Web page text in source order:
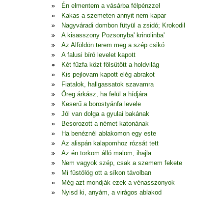
Én elmentem a vásárba félpénzzel
Kakas a szemeten annyit nem kapar
Nagyváradi dombon fütyül a zsidó; Krokodil
A kisasszony Pozsonyba' krinolinba'
Az Alföldön terem meg a szép csikó
A falusi bíró levelet kapott
Két fűzfa közt fölsütött a holdvilág
Kis pejlovam kapott elég abrakot
Fiatalok, hallgassatok szavamra
Öreg árkász, ha felül a hídjára
Keserű a borostyánfa levele
Jól van dolga a gyulai bakának
Besorozott a német katonának
Ha benéznél ablakomon egy este
Az alispán kalapomhoz rózsát tett
Az én torkom álló malom, ihajla
Nem vagyok szép, csak a szemem fekete
Mi füstölög ott a síkon távolban
Még azt mondják ezek a vénasszonyok
Nyisd ki, anyám, a virágos ablakod